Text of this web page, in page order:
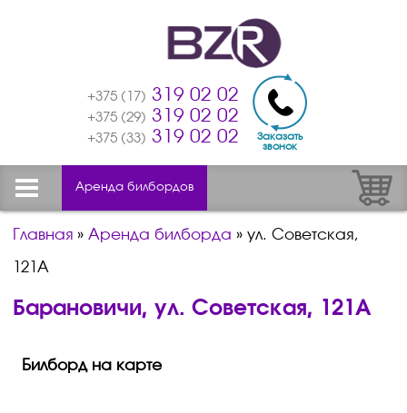
+375 (17) 319 02 02
+375 (29) 319 02 02
+375 (33) 319 02 02
Заказать
звонок
Аренда билбордов
Главная »Аренда билборда »ул. Советская,
121А
Барановичи, ул. Советская, 121А
Билборд на карте